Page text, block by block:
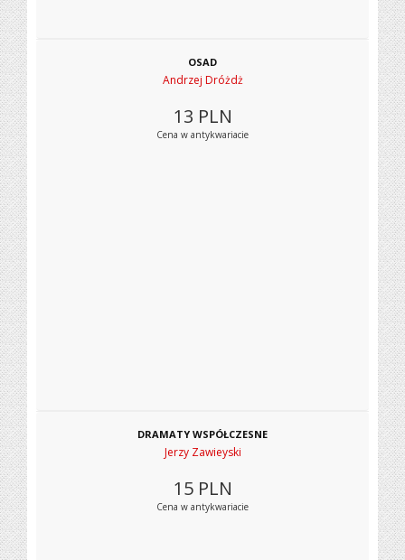
OSAD
Andrzej Dróżdż
13 PLN
Cena w antykwariacie
DRAMATY WSPÓŁCZESNE
Jerzy Zawieyski
15 PLN
Cena w antykwariacie